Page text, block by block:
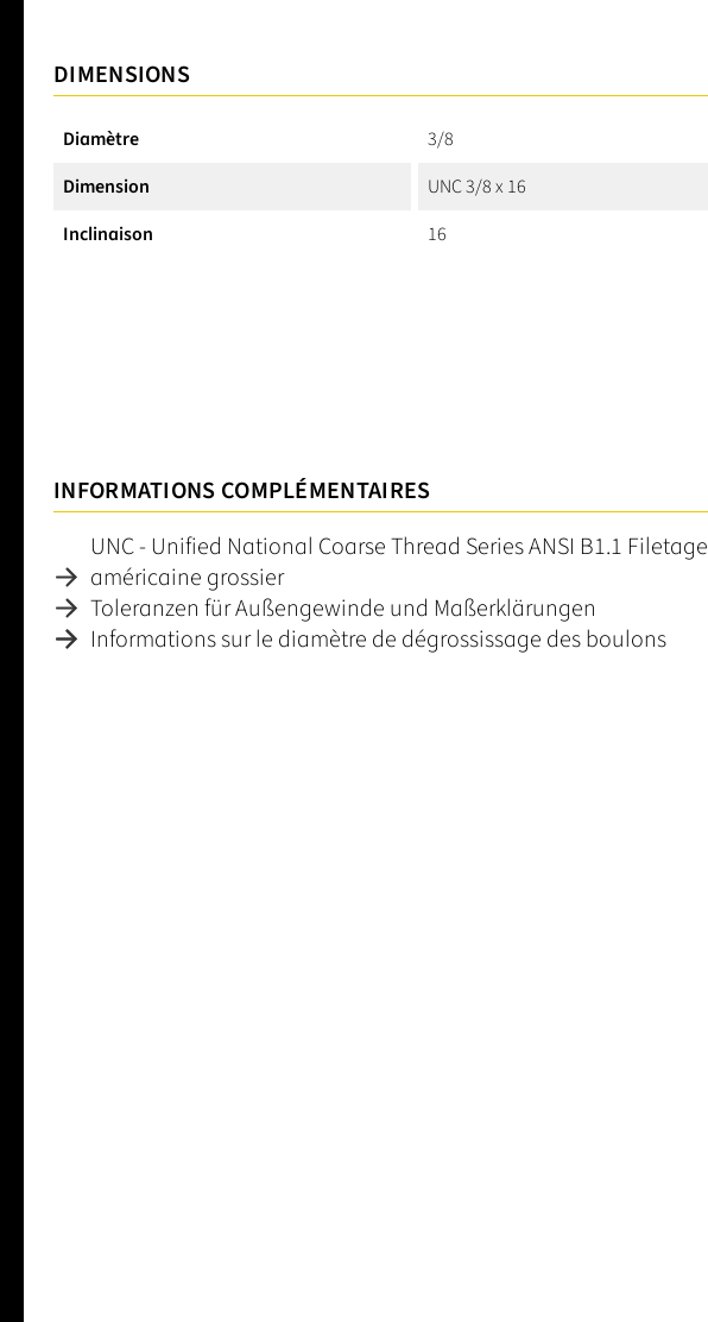
DIMENSIONS
Diamètre
3/8
Dimension
UNC 3/8 x 16
Inclinaison
16
INFORMATIONS COMPLÉMENTAIRES
UNC - Unified National Coarse Thread Series ANSI B1.1 Filetage
américaine grossier
Toleranzen für Außengewinde und Maßerklärungen
Informations sur le diamètre de dégrossissage des boulons